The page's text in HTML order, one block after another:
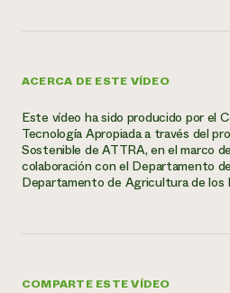
ACERCA DE ESTE VÍDEO
Este vídeo ha sido producido por el
Tecnología Apropiada a través del
Sostenible de ATTRA, en el marco
colaboración con el Departamento
Departamento de Agricultura de los
COMPARTE ESTE VÍDEO